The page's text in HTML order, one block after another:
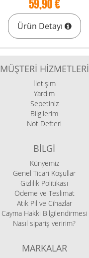
59,90 €
Ürün Detayı
MÜŞTERI HIZMETLERI
İletişim
Yardım
Sepetiniz
Bilgilerim
Not Defteri
BILGI
Künyemiz
Genel Ticari Koşullar
Gizlilik Politikası
Ödeme ve Teslimat
Atık Pil ve Cihazlar
Cayma Hakkı Bilgilendirmesi
Nasıl sipariş veririm?
MARKALAR